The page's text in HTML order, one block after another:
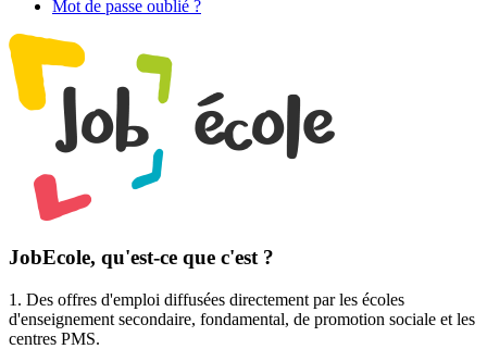
Mot de passe oublié ?
JobEcole, qu'est-ce que c'est ?
1. Des offres d'emploi diffusées directement par les écoles
d'enseignement secondaire, fondamental, de promotion sociale et les
centres PMS.